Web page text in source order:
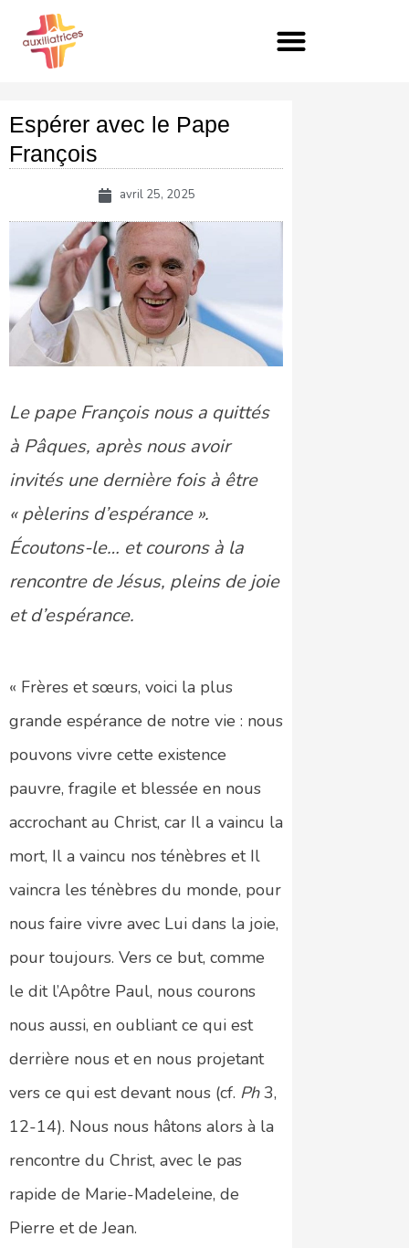
contenu
Espérer avec le Pape
François
avril 25, 2025
Le pape François nous a quittés
à Pâques, après nous avoir
invités une dernière fois à être
« pèlerins d’espérance ».
Écoutons-le… et courons à la
rencontre de Jésus, pleins de joie
et d’espérance.
« Frères et sœurs, voici la plus
grande espérance de notre vie : nous
pouvons vivre cette existence
pauvre, fragile et blessée en nous
accrochant au Christ, car Il a vaincu la
mort, Il a vaincu nos ténèbres et Il
vaincra les ténèbres du monde, pour
nous faire vivre avec Lui dans la joie,
pour toujours. Vers ce but, comme
le dit l’Apôtre Paul, nous courons
nous aussi, en oubliant ce qui est
derrière nous et en nous projetant
vers ce qui est devant nous (cf. Ph3,
12-14). Nous nous hâtons alors à la
rencontre du Christ, avec le pas
rapide de Marie-Madeleine, de
Pierre et de Jean.